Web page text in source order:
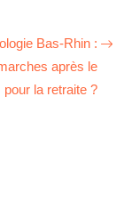
Bas-Rhin :
après le
pour la retraite ?